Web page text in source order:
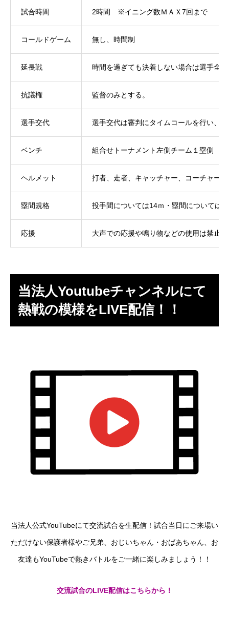
試合時間 2時間 ※イニング数ＭＡＸ7回まで
コールドゲーム 無し、時間制
延長戦 時間を過ぎても決着しない場合は選手全
抗議権 監督のみとする。
選手交代 選手交代は審判にタイムコールを行い、
ベンチ 組合せトーナメント左側チーム１塁側
ヘルメット 打者、走者、キャッチャー、コーチャー
塁間規格 投手間については14ｍ・塁間については
応援 大声での応援や鳴り物などの使用は禁止
当法人Youtubeチャンネルにて
熱戦の模様をLIVE配信！！
当法人公式YouTubeにて交流試合を生配信！試合当日にご来場い
ただけない保護者様やご兄弟、おじいちゃん・おばあちゃん、お
友達もYouTubeで熱きバトルをご一緒に楽しみましょう！！
交流試合のLIVE配信はこちらから！